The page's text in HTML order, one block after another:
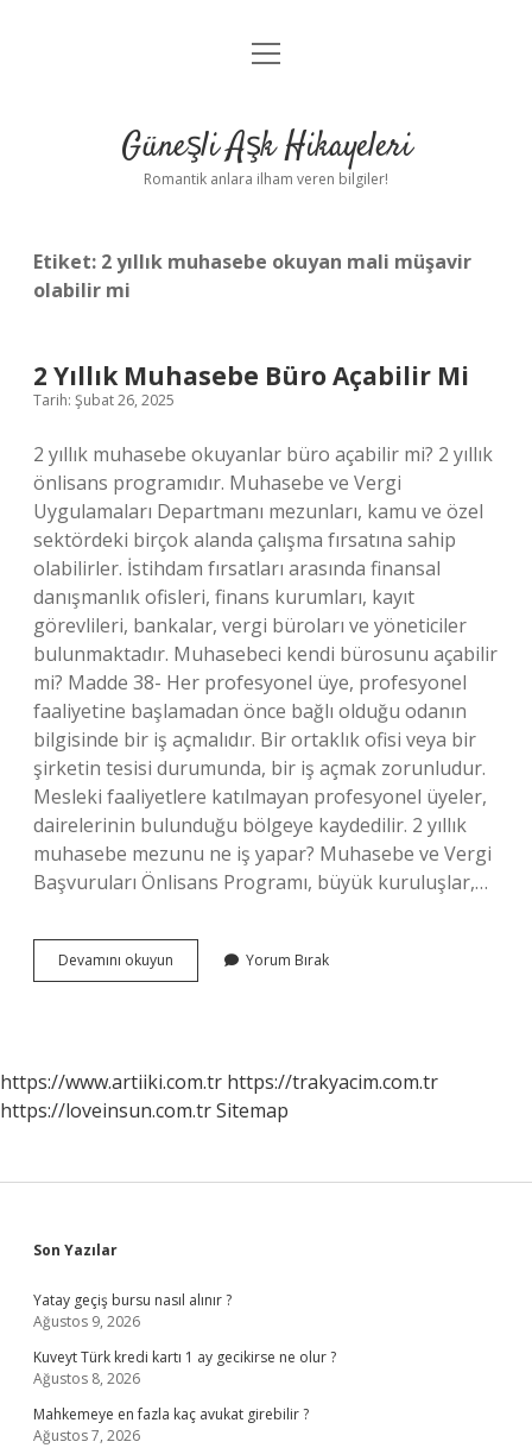
Anasayfa
Yasal Uyarı
menüyü
Güneşli Aşk Hikayeleri
Romantik anlara ilham veren bilgiler!
Etiket: 2 yıllık muhasebe okuyan mali müşavir
olabilir mi
2 Yıllık Muhasebe Büro Açabilir Mi
Tarih: Şubat 26, 2025
2 yıllık muhasebe okuyanlar büro açabilir mi? 2 yıllık
önlisans programıdır. Muhasebe ve Vergi
Uygulamaları Departmanı mezunları, kamu ve özel
sektördeki birçok alanda çalışma fırsatına sahip
olabilirler. İstihdam fırsatları arasında finansal
danışmanlık ofisleri, finans kurumları, kayıt
görevlileri, bankalar, vergi büroları ve yöneticiler
bulunmaktadır. Muhasebeci kendi bürosunu açabilir
mi? Madde 38- Her profesyonel üye, profesyonel
faaliyetine başlamadan önce bağlı olduğu odanın
bilgisinde bir iş açmalıdır. Bir ortaklık ofisi veya bir
şirketin tesisi durumunda, bir iş açmak zorunludur.
Mesleki faaliyetlere katılmayan profesyonel üyeler,
dairelerinin bulunduğu bölgeye kaydedilir. 2 yıllık
muhasebe mezunu ne iş yapar? Muhasebe ve Vergi
Başvuruları Önlisans Programı, büyük kuruluşlar,…
Devamını okuyun
Yıllık
Yorum Bırak
https://www.artiiki.com.tr https://trakyacim.com.tr
https://loveinsun.com.trSitemap
Sidebar
Son Yazılar
Yatay geçiş bursu nasıl alınır ?
Ağustos 9, 2026
Kuveyt Türk kredi kartı 1 ay gecikirse ne olur ?
Ağustos 8, 2026
Mahkemeye en fazla kaç avukat girebilir ?
Ağustos 7, 2026